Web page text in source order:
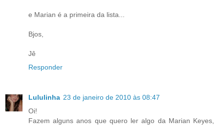
e Marian é a primeira da lista...
Bjos,
Jê
Responder
Lululinha 23 de janeiro de 2010 às 08:47
Oi!
Fazem alguns anos que quero ler algo da Marian Keyes,